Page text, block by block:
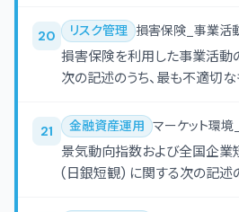
20 リスク管理 損害保険_事業活
損害保険を利用した事業活動
次の記述のうち、最も不適切な
21 金融資産運用 マーケット環
景気動向指数および全国企
(日銀短観) に関する次の記述